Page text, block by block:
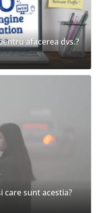
afacerea dvs.?
care sunt acestia?